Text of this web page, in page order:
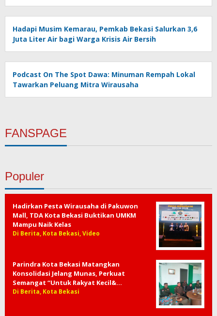
Hadapi Musim Kemarau, Pemkab Bekasi Salurkan 3,6
Juta Liter Air bagi Warga Krisis Air Bersih
Podcast On The Spot Dawa: Minuman Rempah Lokal
Tawarkan Peluang Mitra Wirausaha
FANSPAGE
Populer
Hadirkan Pesta Wirausaha di Pakuwon
Mall, TDA Kota Bekasi Buktikan UMKM
Mampu Naik Kelas
Di Berita, Kota Bekasi, Video
Parindra Kota Bekasi Matangkan
Konsolidasi Jelang Munas, Perkuat
Semangat “Untuk Rakyat Kecil&…
Di Berita, Kota Bekasi